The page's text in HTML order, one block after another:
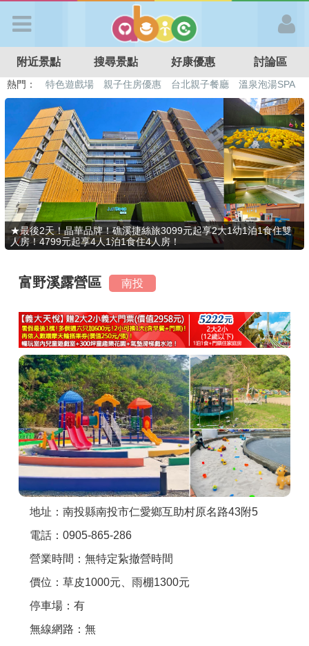
APP登入
首 頁
搜尋景點
好康優惠
最新消息
最新留言
商家合作
推薦景點
討論區
聯絡我們
APP下載
附近景點 搜尋景點 好康優惠 討論區
熱門： 特色遊戲場 親子住房優惠 台北親子餐廳
溫泉泡湯SPA
溜滑梯民宿
觀光工廠 DIY摘果 日本親子景點
★最後2天！晶華品牌！礁溪捷絲旅3099元起享2大1幼1泊1食住雙
人房！4799元起享4人1泊1食住4人房！
富野溪露營區 南投
地址：南投縣南投市仁愛鄉互助村原名路43附5
電話：0905-865-286
營業時間：無特定紥撤營時間
價位：草皮1000元、雨棚1300元
停車場：有
無線網路：無